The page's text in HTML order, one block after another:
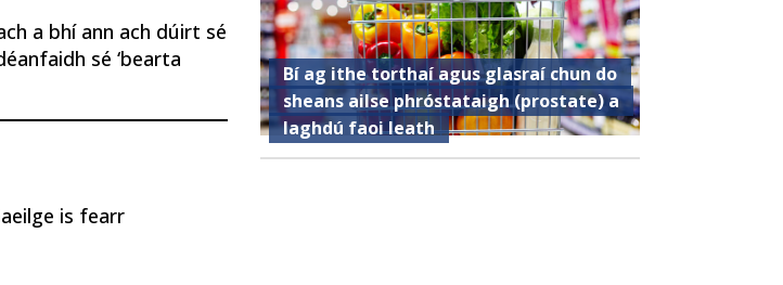
a bhí ann ach dúirt sé
sé ‘bearta
is fearr
Bí ag ithe torthaí agus glasraí chun do
sheans ailse phróstataigh (prostate) a
laghdú faoi leath